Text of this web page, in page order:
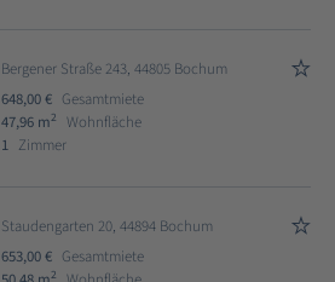
Bergener Straße 243, 44805 Bochum
648,00 € Gesamtmiete
47,96 m2
Wohnfläche
1 Zimmer
Staudengarten 20, 44894 Bochum
653,00 € Gesamtmiete
2